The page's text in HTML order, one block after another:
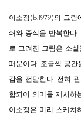
이소정(b.1979)의 그
쇄와 증식을 반복한다.
로 그려진 그림은 소
때문이다. 조금씩 공
감을 전달한다. 전혀
합되어 의미를 제시하
이소정은 미리 스케치